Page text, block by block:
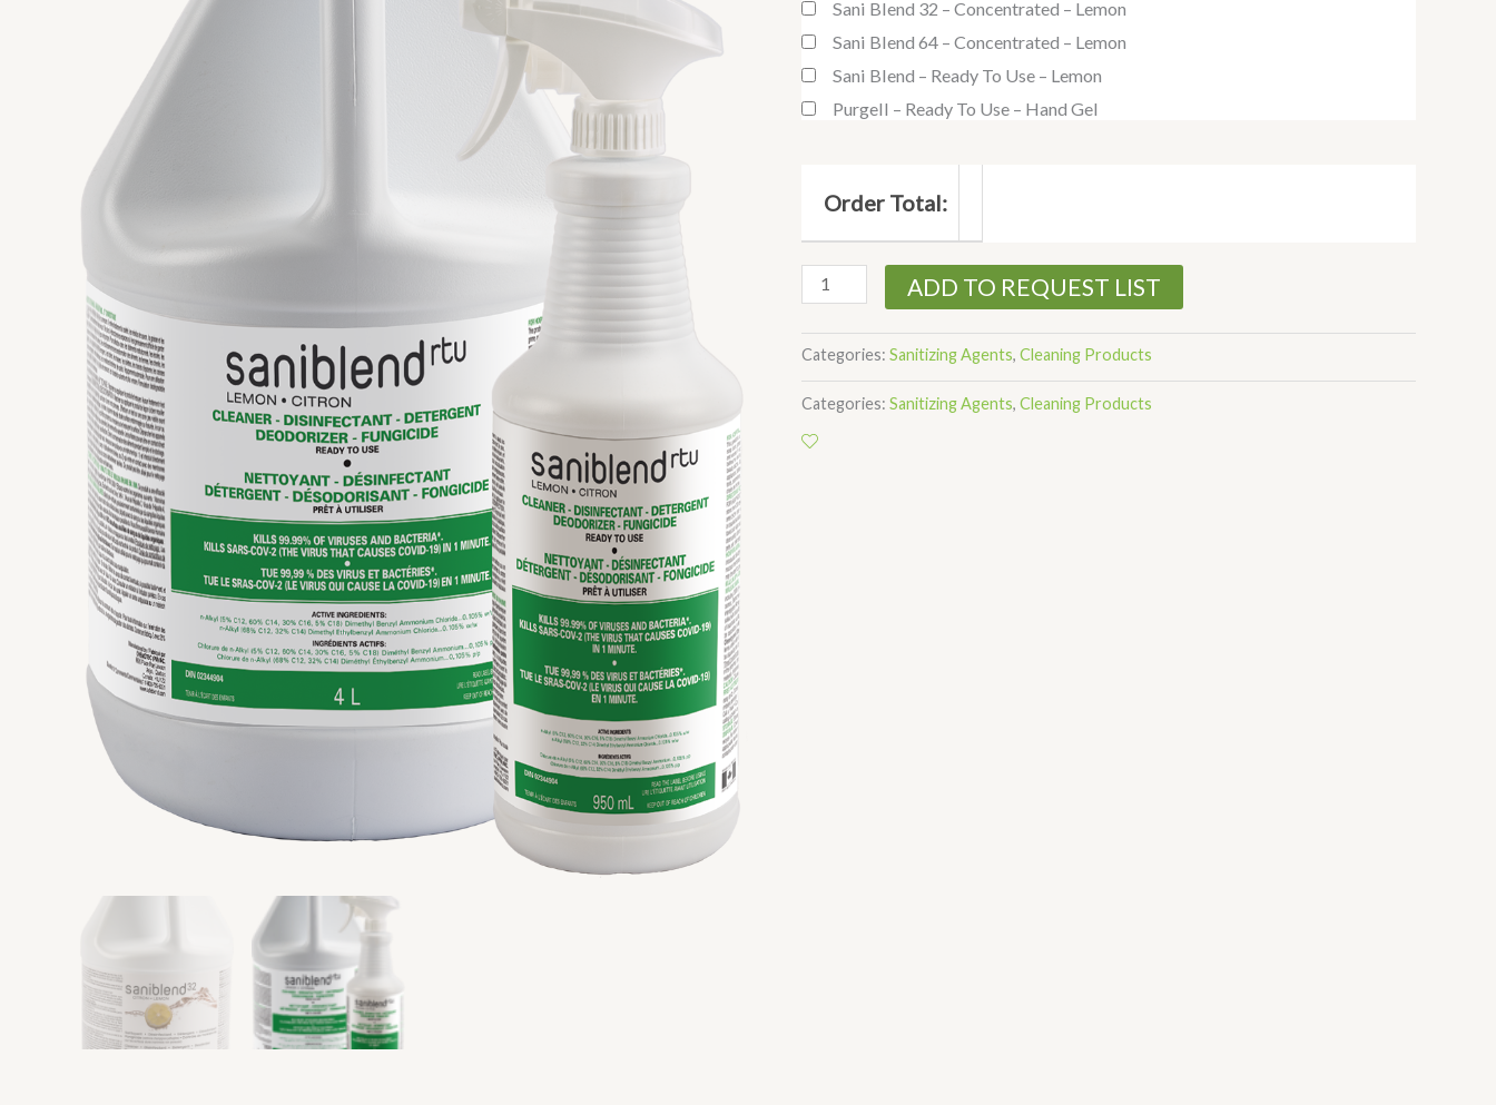
Sani Blend 32 – Concentrated – Lemon
Sani Blend 64 – Concentrated – Lemon
Sani Blend – Ready To Use – Lemon
Purgell – Ready To Use – Hand Gel
Order Total:
ADD TO REQUEST LIST
Categories: Sanitizing Agents, Cleaning Products
Categories: Sanitizing Agents, Cleaning Products